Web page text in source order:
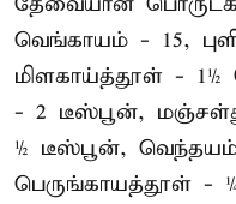
வெங்காயம் - 15,
மிளகாய்த்தூள் - 1½
- 2 டீஸ்பூன்,
½ டீஸ்பூன்,
பெருங்காயத்தூள் -